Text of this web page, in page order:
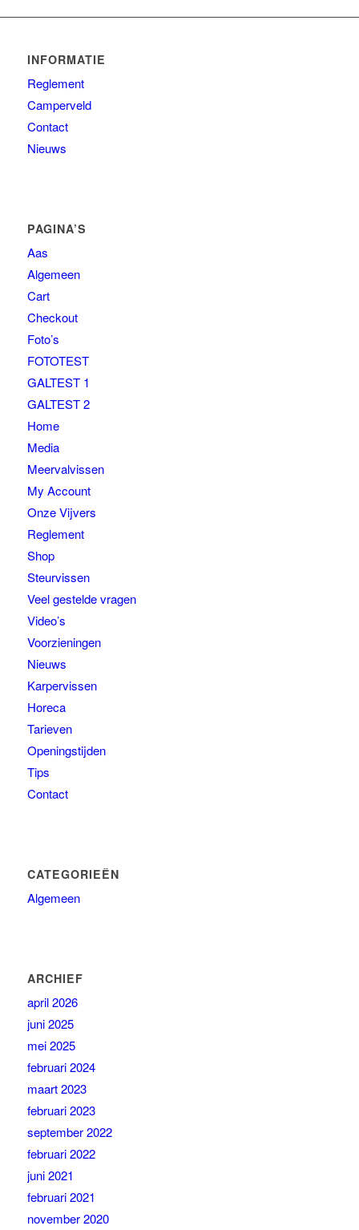
INFORMATIE
Reglement
Camperveld
Contact
Nieuws
PAGINA’S
Aas
Algemeen
Cart
Checkout
Foto’s
FOTOTEST
GALTEST 1
GALTEST 2
Home
Media
Meervalvissen
My Account
Onze Vijvers
Reglement
Shop
Steurvissen
Veel gestelde vragen
Video’s
Voorzieningen
Nieuws
Karpervissen
Horeca
Tarieven
Openingstijden
Tips
Contact
CATEGORIEËN
Algemeen
ARCHIEF
april 2026
juni 2025
mei 2025
februari 2024
maart 2023
februari 2023
september 2022
februari 2022
juni 2021
februari 2021
november 2020